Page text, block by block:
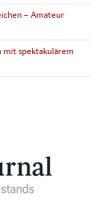
– Amateur
mit spektakulärem